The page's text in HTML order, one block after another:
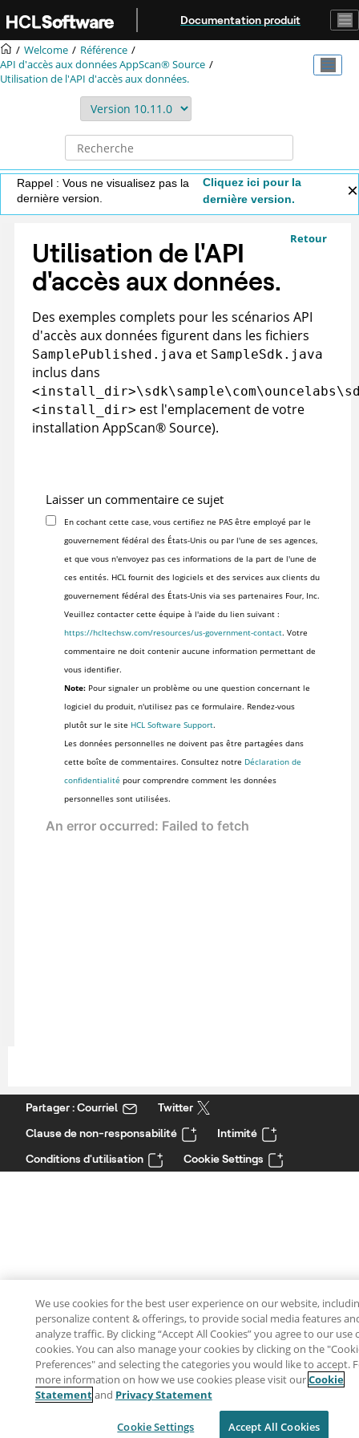
Aller au contenu principal
Documentation produit
Welcome
Référence
API d'accès aux donnéesAppScan® Source
Utilisation de l'API d'accès aux données.
Rappel : Vous ne visualisez pas la
dernière version.
Cliquez ici pour la
dernière version.
Retour
Utilisation de l'API
d'accès aux données.
Des exemples complets pour les scénarios API
d'accès aux données figurent dans les fichiers
SamplePublished.java et SampleSdk.java
inclus dans
<install_dir> est l'emplacement de votre
installation AppScan®Source).
Laisser un commentaire ce sujet
En cochant cette case, vous certifiez ne PAS être employé par le
gouvernement fédéral des États-Unis ou par l'une de ses agences,
et que vous n'envoyez pas ces informations de la part de l'une de
ces entités. HCL fournit des logiciels et des services aux clients du
gouvernement fédéral des États-Unis via ses partenaires Four, Inc.
Veuillez contacter cette équipe à l'aide du lien suivant :
https://hcltechsw.com/resources/us-government-contact. Votre
commentaire ne doit contenir aucune information permettant de
vous identifier.
Note:Pour signaler un problème ou une question concernant le
logiciel du produit, n'utilisez pas ce formulaire. Rendez-vous
plutôt sur le site HCL Software Support.
Les données personnelles ne doivent pas être partagées dans
cette boîte de commentaires. Consultez notre Déclaration de
confidentialité pour comprendre comment les données
personnelles sont utilisées.
Partager : Courriel
Twitter
Clause de non-responsabilité
Intimité
Conditions d'utilisation
Cookie Settings
We use cookies for the best user experience on our website,
personalize content & offerings, to provide social media features
analyze traffic. By clicking “Accept All Cookies” you agree to our use
cookies. You can also manage your cookies by clicking on the
Preferences" and selecting the categories you would like to accept.
more information on how we use cookies please visit ourCookie
Statementand Privacy Statement
Cookie Settings Accept All Cookies